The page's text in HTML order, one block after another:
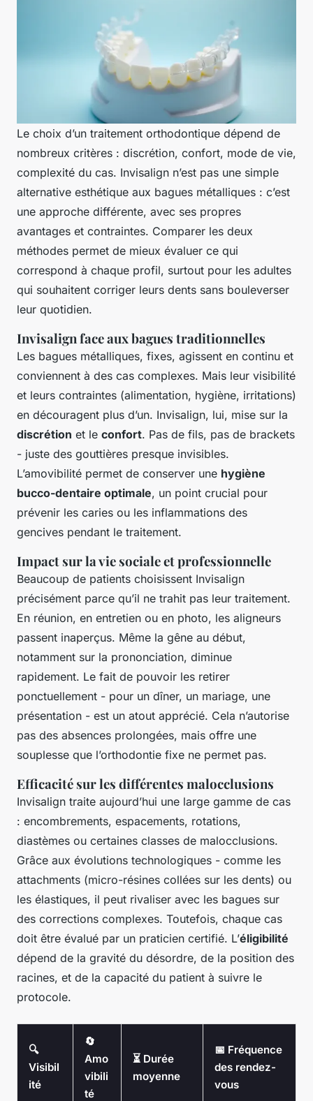
Le choix d’un traitement orthodontique dépend de
nombreux critères : discrétion, confort, mode de vie,
complexité du cas. Invisalign n’est pas une simple
alternative esthétique aux bagues métalliques : c’est
une approche différente, avec ses propres
avantages et contraintes. Comparer les deux
méthodes permet de mieux évaluer ce qui
correspond à chaque profil, surtout pour les adultes
qui souhaitent corriger leurs dents sans bouleverser
leur quotidien.
Invisalign face aux bagues traditionnelles
Les bagues métalliques, fixes, agissent en continu et
conviennent à des cas complexes. Mais leur visibilité
et leurs contraintes (alimentation, hygiène, irritations)
en découragent plus d’un. Invisalign, lui, mise sur la
discrétion et le confort. Pas de fils, pas de brackets
- juste des gouttières presque invisibles.
L’amovibilité permet de conserver une hygiène
bucco-dentaire optimale, un point crucial pour
prévenir les caries ou les inflammations des
gencives pendant le traitement.
Impact sur la vie sociale et professionnelle
Beaucoup de patients choisissent Invisalign
précisément parce qu’il ne trahit pas leur traitement.
En réunion, en entretien ou en photo, les aligneurs
passent inaperçus. Même la gêne au début,
notamment sur la prononciation, diminue
rapidement. Le fait de pouvoir les retirer
ponctuellement - pour un dîner, un mariage, une
présentation - est un atout apprécié. Cela n’autorise
pas des absences prolongées, mais offre une
souplesse que l’orthodontie fixe ne permet pas.
Efficacité sur les différentes malocclusions
Invisalign traite aujourd’hui une large gamme de cas
: encombrements, espacements, rotations,
diastèmes ou certaines classes de malocclusions.
Grâce aux évolutions technologiques - comme les
attachments (micro-résines collées sur les dents) ou
les élastiques, il peut rivaliser avec les bagues sur
des corrections complexes. Toutefois, chaque cas
doit être évalué par un praticien certifié. L’éligibilité
dépend de la gravité du désordre, de la position des
racines, et de la capacité du patient à suivre le
protocole.
🔍
Visibil
ité
🔄
Amo
vibili
té
⏳ Durée
moyenne
📅 Fréquence
des rendez-
vous